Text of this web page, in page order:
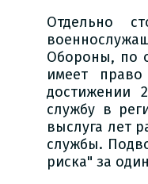
Отдельно
Обороны, по
имеет
достижении
службу в
выслуга лет
службы.
риска" за